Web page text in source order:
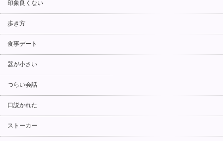
印象良くない
歩き方
食事デート
器が小さい
つらい会話
口説かれた
ストーカー